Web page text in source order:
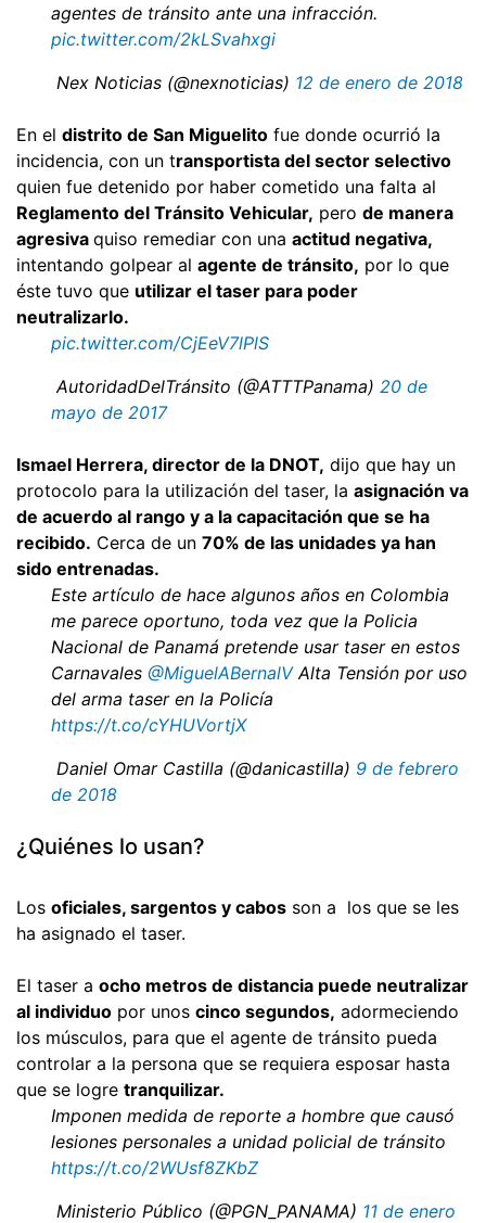
agentes de tránsito ante una infracción.
pic.twitter.com/2kLSvahxgi
 Nex Noticias (@nexnoticias) 12 de enero de 2018
En el distrito de San Miguelito fue donde ocurrió la
incidencia, con un transportista del sector selectivo
quien fue detenido por haber cometido una falta al
Reglamento del Tránsito Vehicular, pero de manera
agresiva quiso remediar con una actitud negativa,
intentando golpear al agente de tránsito, por lo que
éste tuvo que utilizar el taser para poder
neutralizarlo.
pic.twitter.com/CjEeV7lPlS
 AutoridadDelTránsito (@ATTTPanama) 20 de
mayo de 2017
Ismael Herrera, director de la DNOT, dijo que hay un
protocolo para la utilización del taser, la asignación va
de acuerdo al rango y a la capacitación que se ha
recibido. Cerca de un 70% de las unidades ya han
sido entrenadas.
Este artículo de hace algunos años en Colombia
me parece oportuno, toda vez que la Policia
Nacional de Panamá pretende usar taser en estos
Carnavales @MiguelABernalVAlta Tensión por uso
del arma taser en la Policía
https://t.co/cYHUVortjX
 Daniel Omar Castilla (@danicastilla) 9 de febrero
de 2018
¿Quiénes lo usan?
Los oficiales, sargentos y cabos son a los que se les
ha asignado el taser.
El taser a ocho metros de distancia puede neutralizar
al individuo por unos cinco segundos, adormeciendo
los músculos, para que el agente de tránsito pueda
controlar a la persona que se requiera esposar hasta
que se logre tranquilizar.
Imponen medida de reporte a hombre que causó
lesiones personales a unidad policial de tránsito
https://t.co/2WUsf8ZKbZ
 Ministerio Público (@PGN_PANAMA) 11 de enero